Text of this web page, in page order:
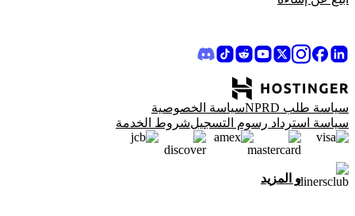
سياسة طلب NPRD
سياسة الخصوصية
سياسة استرداد رسوم التسجيلشروط الخدمة
و المزيد